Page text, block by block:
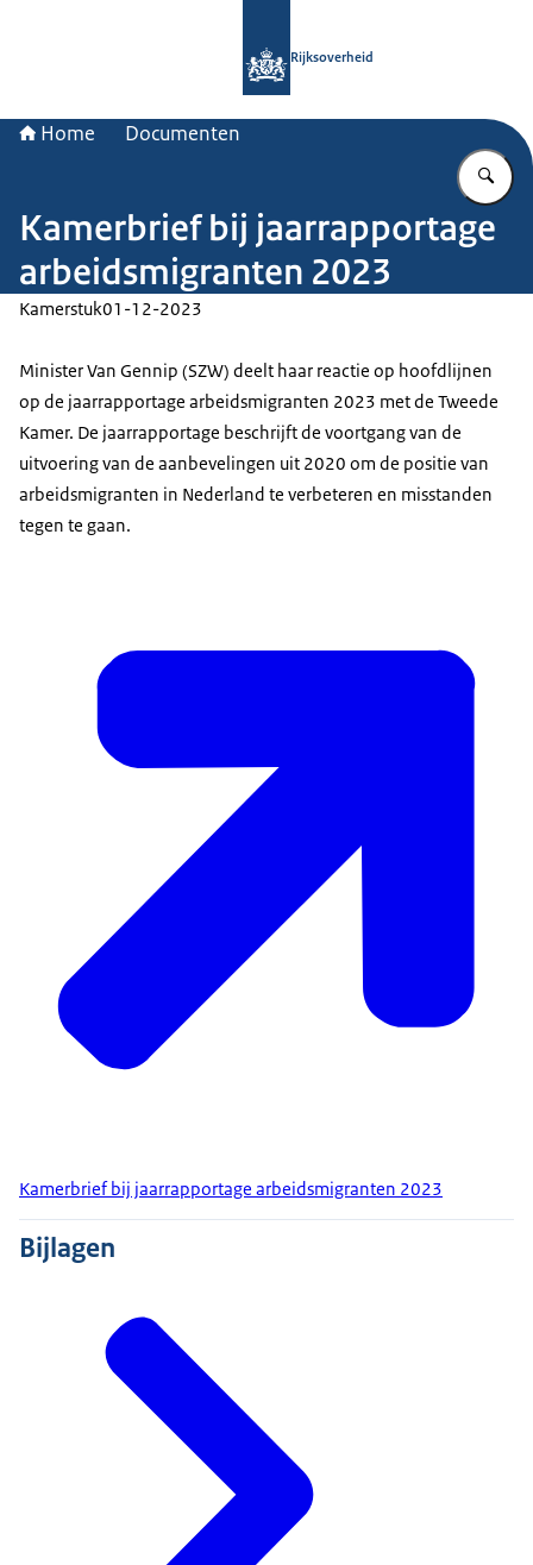
Rijksoverheid
Home Documenten
Kamerbrief bij jaarrapportage
arbeidsmigranten 2023
Kamerstuk01-12-2023
Minister Van Gennip (SZW) deelt haar reactie op hoofdlijnen
op de jaarrapportage arbeidsmigranten 2023 met de Tweede
Kamer. De jaarrapportage beschrijft de voortgang van de
uitvoering van de aanbevelingen uit 2020 om de positie van
arbeidsmigranten in Nederland te verbeteren en misstanden
tegen te gaan.
Kamerbrief bij jaarrapportage arbeidsmigranten 2023
Bijlagen